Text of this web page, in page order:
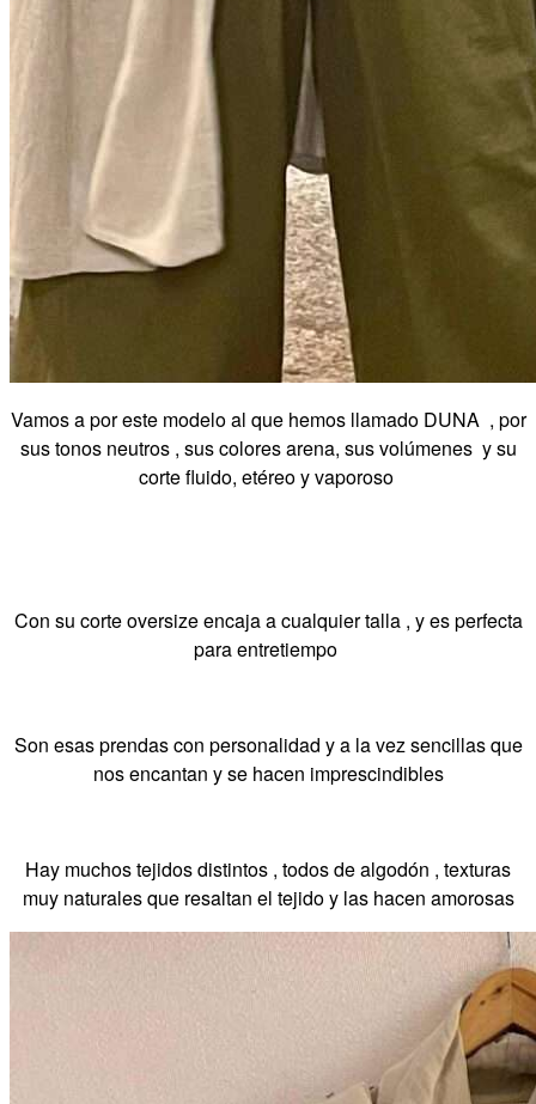
Vamos a por este modelo al que hemos llamado DUNA , por
sus tonos neutros , sus colores arena, sus volúmenes y su
corte fluido, etéreo y vaporoso
Con su corte oversize encaja a cualquier talla , y es perfecta
para entretiempo
Son esas prendas con personalidad y a la vez sencillas que
nos encantan y se hacen imprescindibles
Hay muchos tejidos distintos , todos de algodón , texturas
muy naturales que resaltan el tejido y las hacen amorosas